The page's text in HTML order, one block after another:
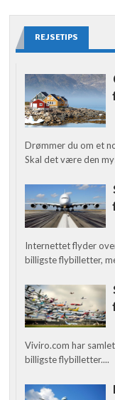
REJSETIPS
Drømmer du om et
Skal det være den
Internettet flyder
billigste flybilletter,
Viviro.com har
billigste flybilletter....